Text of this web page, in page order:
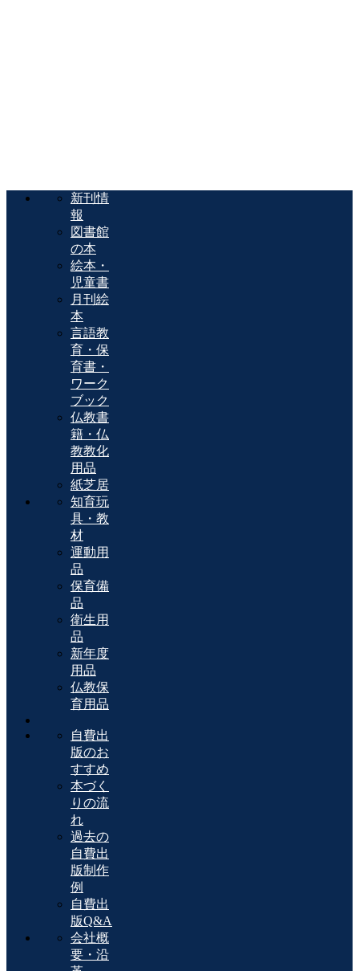
新刊情
報
図書館
の本
絵本・
児童書
月刊絵
本
言語教
育・保
育書・
ワーク
ブック
仏教書
籍・仏
教教化
用品
紙芝居
知育玩
具・教
材
運動用
品
保育備
品
衛生用
品
新年度
用品
仏教保
育用品
自費出
版のお
すすめ
本づく
りの流
れ
過去の
自費出
版制作
例
自費出
版Q&A
会社概
要・沿